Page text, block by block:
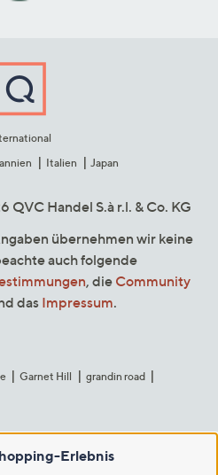
Italien Japan
Handel S.à r.l. & Co. KG
übernehmen wir keine
auch folgende
, die Community
das Impressum.
Garnet Hill
grandin road
Erlebnis